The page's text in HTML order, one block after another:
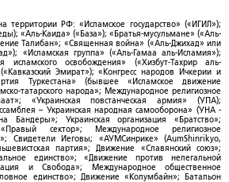
территории РФ: «Исламское государство» («ИГИЛ»);
«Аль-Каида» («База»); «Братья-мусульмане» («Аль-
Талибан»; «Священная война» («Аль-Джихад» или
«Исламская группа» («Аль-Гамаа аль-Исламия»);
исламского освобождения» («Хизбут-Тахрир аль-
Эмират»); «Конгресс народов Ичкерии и
Туркестана» (бывшее «Исламское движение
татарского народа»; Международное религиозное
«Украинская повстанческая армия» (УПА);
– Украинская народная самооборона» (УНА -
Бандеры»; Украинская организация «Братство»;
сектор»; Международное религиозное
Свидетели Иеговы; «АУМСинрике» (AumShinrikyo,
партия»; Движение «Славянский союз»;
единство»; «Движение против нелегальной
и Свобода»; Международное общественное
единство»; Движение «Колумбайн»; Батальон